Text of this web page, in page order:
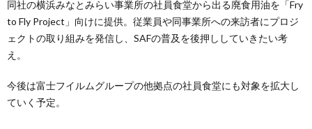
同社の横浜みなとみらい事業所の社員食堂から出る廃食用油を「Fry
to Fly Project」向けに提供。従業員や同事業所への来訪者にプロジ
ェクトの取り組みを発信し、SAFの普及を後押ししていきたい考
え。
今後は富士フイルムグループの他拠点の社員食堂にも対象を拡大し
ていく予定。